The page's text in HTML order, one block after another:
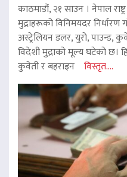
काठमाडौं, २१ साउन । नेपाल
मुद्राहरूको विनिमयदर
अस्ट्रेलियन डलर, युरो, पाउन्ड,
विदेशी मुद्राको मूल्य घटेको छ।
कुवेती र बहराइन विस्तृत....